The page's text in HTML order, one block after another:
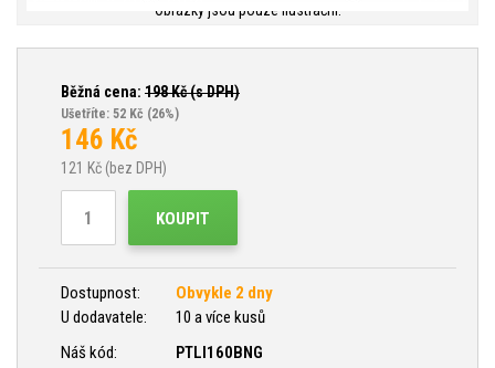
Obrázky jsou pouze ilustrační.
Běžná cena: 198Kč (s DPH)
Ušetříte: 52 Kč (26%)
146 Kč
121 Kč (bez DPH)
KOUPIT
Dostupnost:
Obvykle 2 dny
U dodavatele:
10 a více kusů
Náš kód:
PTLI160BNG